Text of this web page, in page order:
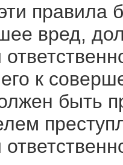
правила
вред,
к
быть